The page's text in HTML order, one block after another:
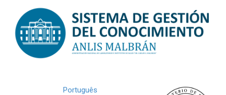
navigation
Português